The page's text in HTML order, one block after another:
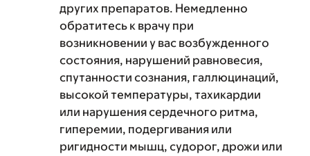
других препаратов. Немедленно
обратитесь к врачу при
возникновении у вас возбужденного
состояния, нарушений равновесия,
спутанности сознания, галлюцинаций,
высокой температуры, тахикардии
или нарушения сердечного ритма,
гиперемии, подергивания или
ригидности мышц, судорог, дрожи или